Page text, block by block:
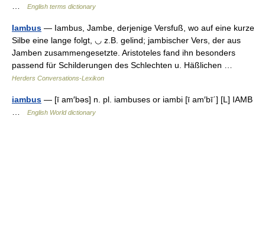
English terms dictionary
Iambus — Iambus, Jambe, derjenige Versfuß, wo auf eine kurze
Silbe eine lange folgt, ◡ z.B. gelind; jambischer Vers, der aus
Jamben zusammengesetzte. Aristoteles fand ihn besonders
passend für Schilderungen des Schlechten u. Häßlichen …
Herders Conversations-Lexikon
iambus — [ī am′bəs] n. pl. iambuses or iambi [ī am′bī΄] [L] IAMB
English World dictionary